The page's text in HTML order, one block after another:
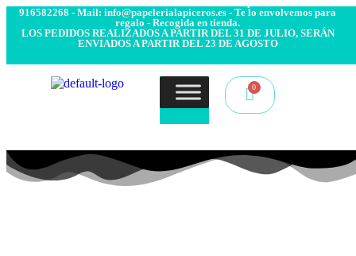
916582268 - Mail: info@papelerialapiceros.es - Te lo envolvemos para
regalo - Recogida en tienda.
LOS PEDIDOS REALIZADOS A PARTIR DEL 31 DE JULIO, SERÁN
ENVIADOS A PARTIR DEL 23 DE AGOSTO